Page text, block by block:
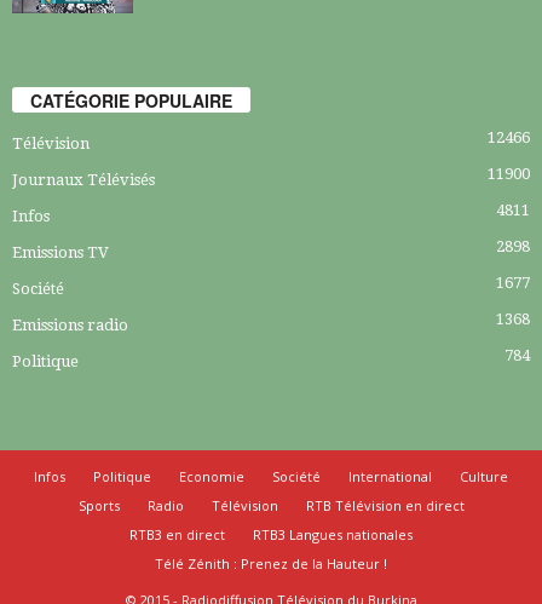
CATÉGORIE POPULAIRE
Télévision 12466
Journaux Télévisés 11900
Infos 4811
Emissions TV 2898
Société 1677
Emissions radio 1368
Politique 784
Infos Politique Economie Société International
Culture
Sports
Radio Télévision
RTB Télévision en direct
RTB3 en direct
RTB3 Langues nationales
Télé Zénith : Prenez de la Hauteur !
© 2015 - Radiodiffusion Télévision du Burkina